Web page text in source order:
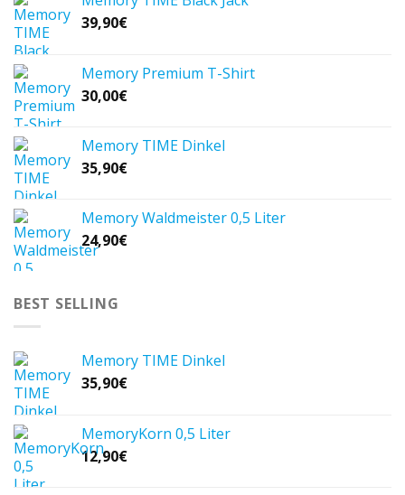
39,90€
Memory Premium T-Shirt
30,00€
Memory TIME Dinkel
35,90€
Memory Waldmeister 0,5 Liter
24,90€
BEST SELLING
Memory TIME Dinkel
35,90€
MemoryKorn 0,5 Liter
12,90€